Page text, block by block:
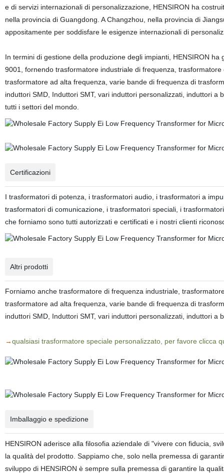
e di servizi internazionali di personalizzazione, HENSIRON ha
nella provincia di Guangdong. A Changzhou, nella provincia di
appositamente per soddisfare le esigenze internazionali di
In termini di gestione della produzione degli impianti, HENSIRON
9001, fornendo trasformatore industriale di frequenza,
trasformatore ad alta frequenza, varie bande di frequenza di
induttori SMD, Induttori SMT, vari induttori personalizzati, induttori
tutti i settori del mondo.
Certificazioni
I trasformatori di potenza, i trasformatori audio, i trasformatori a
trasformatori di comunicazione, i trasformatori speciali, i
che forniamo sono tutti autorizzati e certificati e i nostri clienti
Altri prodotti
Forniamo anche trasformatore di frequenza industriale,
trasformatore ad alta frequenza, varie bande di frequenza di
induttori SMD, Induttori SMT, vari induttori personalizzati, induttori a
→ qualsiasi trasformatore speciale personalizzato, per favore clicca
Imballaggio e spedizione
HENSIRON aderisce alla filosofia aziendale di "vivere con fiducia,
la qualità del prodotto. Sappiamo che, solo nella premessa di
sviluppo di HENSIRON è sempre sulla premessa di garantire la